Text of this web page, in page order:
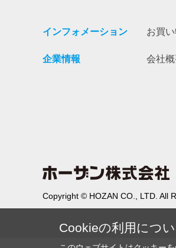
インフォメーション お買
企業情報 会社
Copyright © HOZAN CO., LTD. All
Cookieの利用につ